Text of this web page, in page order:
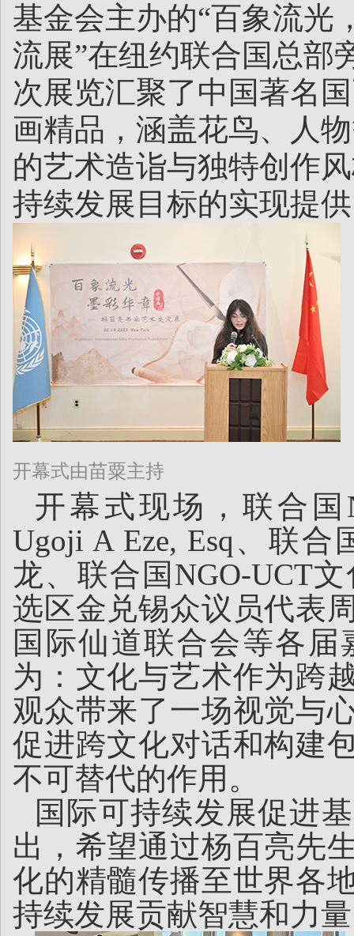
基金会主办的“百象流
流展”在纽约联合国总部
次展览汇聚了中国著名
画精品，涵盖花鸟、人
的艺术造诣与独特创作
持续发展目标的实现提
开幕式由苗粟主持
开幕式现场，联合国
Ugoji A Eze, Esq、联
龙、联合国NGO-UCT
选区金兑锡众议员代表
国际仙道联合会等各
为：文化与艺术作为跨
观众带来了一场视觉与
促进跨文化对话和构建
不可替代的作用。
国际可持续发展促进
出，希望通过杨百亮先
化的精髓传播至世界各
持续发展贡献智慧和力